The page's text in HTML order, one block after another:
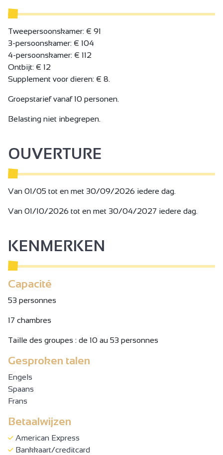
Voor totale ontspanning kunt u uzelf trakteren op de
Félicien-ervaring: cadeaubonnen om uit te kiezen, een
combinatie van gezellige avonden, gastronomische
momenten en absolute ontspanning in de spa (hammam,
jacuzzi).
Tweepersoonskamer: € 91
3-persoonskamer: € 104
4-persoonskamer: € 112
Ontbijt: € 12
Supplement voor dieren: € 8.
Groepstarief vanaf 10 personen.
Belasting niet inbegrepen.
OUVERTURE
Van 01/05 tot en met 30/09/2026 iedere dag.
Van 01/10/2026 tot en met 30/04/2027 iedere dag.
KENMERKEN
Capacité
53 personnes
17 chambres
Taille des groupes : de 10 au 53 personnes
Gesproken talen
Engels
Spaans
Frans
Betaalwijzen
American Express
Bankkaart/creditcard